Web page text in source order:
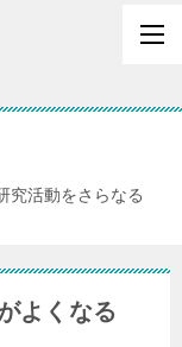
究活動をさらなる
よくなる